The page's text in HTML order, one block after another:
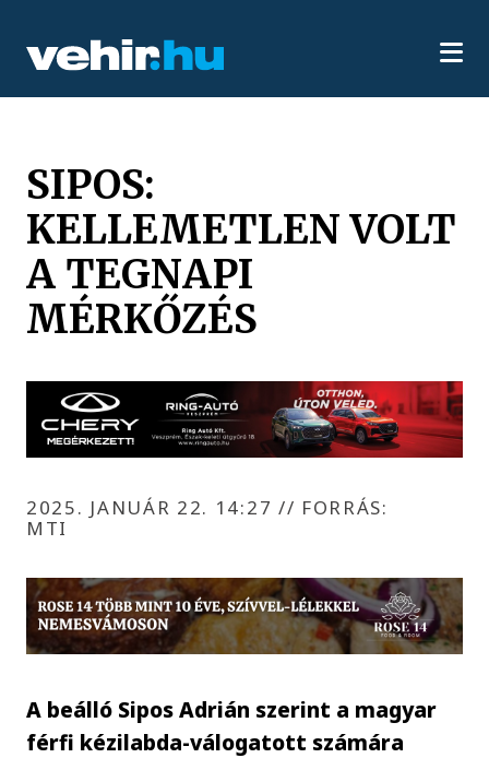
SIPOS:
KELLEMETLEN VOLT
A TEGNAPI
MÉRKŐZÉS
2025. JANUÁR 22. 14:27 // FORRÁS:
MTI
A beálló Sipos Adrián szerint a magyar
férfi kézilabda-válogatott számára